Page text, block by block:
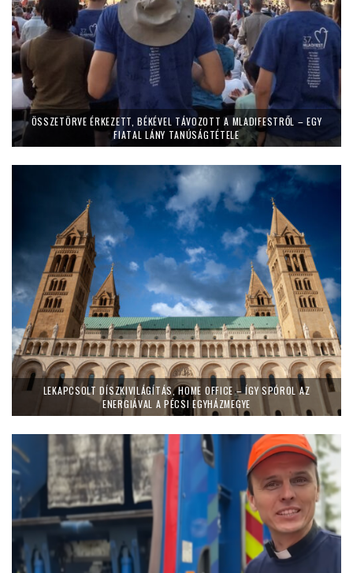
ÖSSZETÖRVE ÉRKEZETT, BÉKÉVEL TÁVOZOTT A MLADIFESTRŐL – EGY
FIATAL LÁNY TANÚSÁGTÉTELE
LEKAPCSOLT DÍSZKIVILÁGÍTÁS, HOME OFFICE – ÍGY SPÓROL AZ
ENERGIÁVAL A PÉCSI EGYHÁZMEGYE